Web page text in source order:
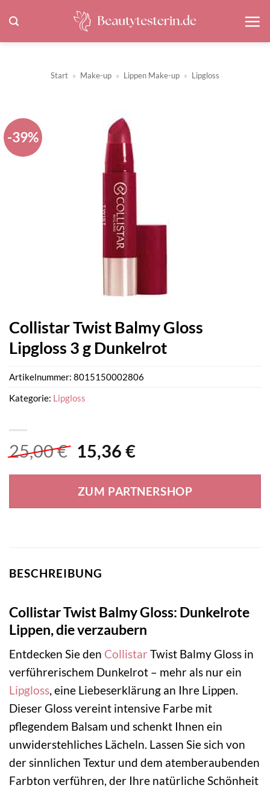
Inhalt
springen
Start » Make-up » Lippen Make-up » Lipgloss
-39%
Collistar Twist Balmy Gloss
Lipgloss 3 g Dunkelrot
25,00€ Ursprünglicher
war:
25,00 €
15,36 €Aktueller
ist:
15,36 €.
ZUM PARTNERSHOP
Artikelnummer: 8015150002806
Kategorie: Lipgloss
BESCHREIBUNG
Collistar Twist Balmy Gloss: Dunkelrote
Lippen, die verzaubern
Entdecken Sie den Collistar Twist Balmy Gloss in
verführerischem Dunkelrot – mehr als nur ein
Lipgloss, eine Liebeserklärung an Ihre Lippen.
Dieser Gloss vereint intensive Farbe mit
pflegendem Balsam und schenkt Ihnen ein
unwiderstehliches Lächeln. Lassen Sie sich von
der sinnlichen Textur und dem atemberaubenden
Farbton verführen, der Ihre natürliche Schönheit